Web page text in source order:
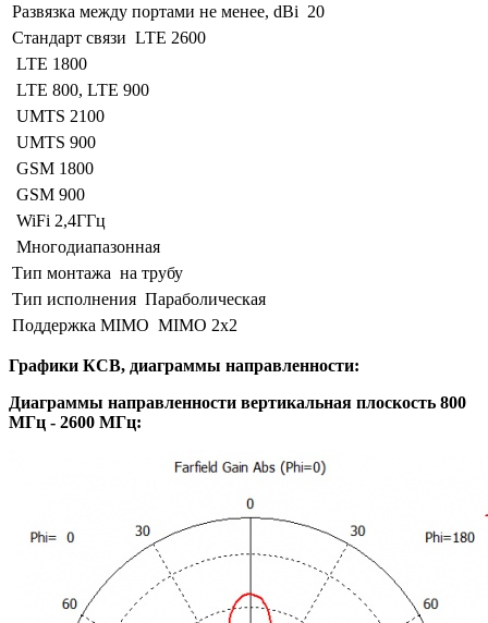
Развязка между портами не менее, dBi 20
Стандарт связи LTE 2600
LTE 1800
LTE 800, LTE 900
UMTS 2100
UMTS 900
GSM 1800
GSM 900
WiFi 2,4ГГц
Многодиапазонная
Тип монтажа на трубу
Тип исполнения Параболическая
Поддержка MIMO MIMO 2x2
Графики КСВ, диаграммы направленности:
Диаграммы направленности вертикальная плоскость 800
МГц - 2600 МГц: